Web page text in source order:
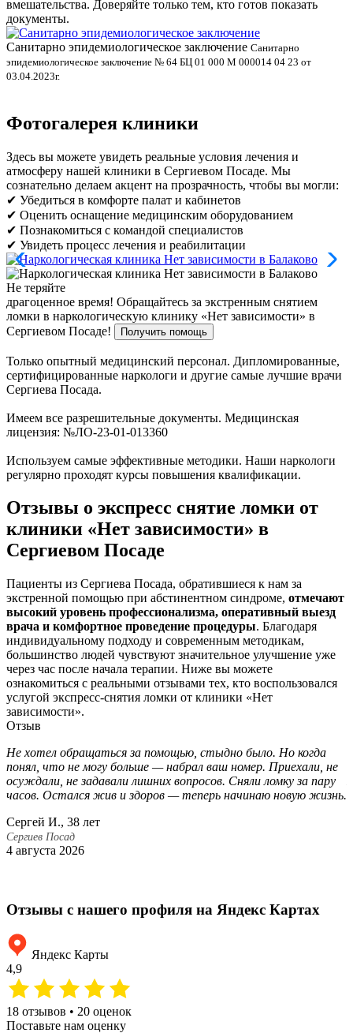
вмешательства. Доверяйте только тем, кто готов показать
документы.
Санитарно эпидемиологическое заключение Санитарно
эпидемиологическое заключение № 64 БЦ 01 000 М 000014 04 23 от
03.04.2023г.
Фотогалерея клиники
Здесь вы можете увидеть реальные условия лечения и
атмосферу нашей клиники в Сергиевом Посаде. Мы
сознательно делаем акцент на прозрачность, чтобы вы могли:
✔ Убедиться в комфорте палат и кабинетов
✔ Оценить оснащение медицинским оборудованием
✔ Познакомиться с командой специалистов
✔ Увидеть процесс лечения и реабилитации
Не теряйте
драгоценное время! Обращайтесь за экстренным снятием
ломки в наркологическую клинику «Нет зависимости» в
Сергиевом Посаде!
Получить помощь
Только опытный медицинский персонал. Дипломированные,
сертифицированные наркологи и другие самые лучшие врачи
Сергиева Посада.
Имеем все разрешительные документы. Медицинская
лицензия: №ЛО-23-01-013360
Используем самые эффективные методики. Наши наркологи
регулярно проходят курсы повышения квалификации.
Отзывы о экспресс снятие ломки от
клиники «Нет зависимости» в
Сергиевом Посаде
Пациенты из Сергиева Посада, обратившиеся к нам за
экстренной помощью при абстинентном синдроме, отмечают
высокий уровень профессионализма, оперативный выезд
врача и комфортное проведение процедуры. Благодаря
индивидуальному подходу и современным методикам,
большинство людей чувствуют значительное улучшение уже
через час после начала терапии. Ниже вы можете
ознакомиться с реальными отзывами тех, кто воспользовался
услугой экспресс-снятия ломки от клиники «Нет
зависимости».
Отзыв
Не хотел обращаться за помощью, стыдно было. Но когда
понял, что не могу больше — набрал ваш номер. Приехали, не
осуждали, не задавали лишних вопросов. Сняли ломку за пару
часов. Остался жив и здоров — теперь начинаю новую жизнь.
Сергей И., 38 лет
Сергиев Посад
4 августа 2026
Отзывы с нашего профиля на Яндекс Картах
Яндекс Карты
4,9
18 отзывов • 20 оценок
Поставьте нам оценку